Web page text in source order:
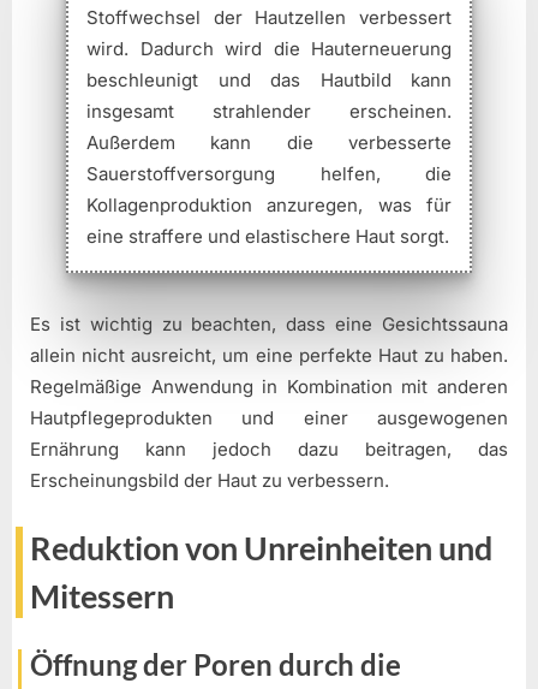
Stoffwechsel der Hautzellen verbessert
wird. Dadurch wird die Hauterneuerung
beschleunigt und das Hautbild kann
insgesamt strahlender erscheinen.
Außerdem kann die verbesserte
Sauerstoffversorgung helfen, die
Kollagenproduktion anzuregen, was für
eine straffere und elastischere Haut sorgt.
Es ist wichtig zu beachten, dass eine Gesichtssauna
allein nicht ausreicht, um eine perfekte Haut zu haben.
Regelmäßige Anwendung in Kombination mit anderen
Hautpflegeprodukten und einer ausgewogenen
Ernährung kann jedoch dazu beitragen, das
Erscheinungsbild der Haut zu verbessern.
Reduktion von Unreinheiten und
Mitessern
Öffnung der Poren durch die